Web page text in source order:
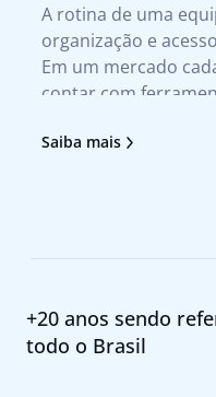
A rotina de uma
organização e
Em um mercado
contar com
decisão deixou de
Saiba mais
+20 anos sendo
todo o Brasil